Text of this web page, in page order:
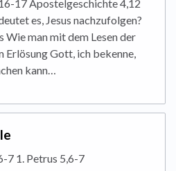
17 Apostelgeschichte 4,12
es, Jesus nachzufolgen?
Wie man mit dem Lesen der
Erlösung Gott, ich bekenne,
kann…
7 1. Petrus 5,6-7